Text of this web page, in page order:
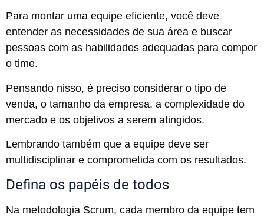
Para montar uma equipe eficiente, você deve
entender as necessidades de sua área e buscar
pessoas com as habilidades adequadas para compor
o time.
Pensando nisso, é preciso considerar o tipo de
venda, o tamanho da empresa, a complexidade do
mercado e os objetivos a serem atingidos.
Lembrando também que a equipe deve ser
multidisciplinar e comprometida com os resultados.
Defina os papéis de todos
Na metodologia Scrum, cada membro da equipe tem